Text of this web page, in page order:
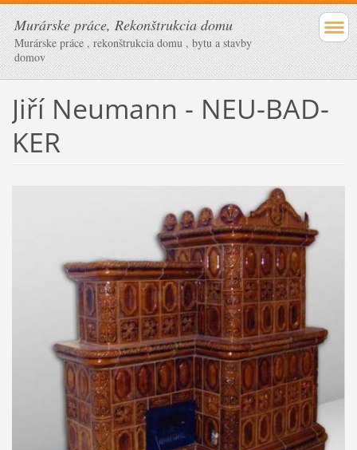
Murárske práce, Rekonštrukcia domu
Murárske práce , rekonštrukcia domu , bytu a stavby
domov
Jiří Neumann - NEU-BAD-
KER